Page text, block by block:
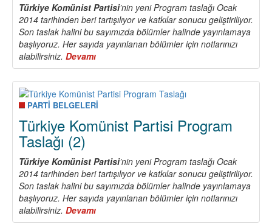
Türkiye Komünist Partisi’nin yeni Program taslağı Ocak
2014 tarihinden beri tartışılıyor ve katkılar sonucu geliştiriliyor.
Son taslak halini bu sayımızda bölümler halinde yayınlamaya
başlıyoruz. Her sayıda yayınlanan bölümler için notlarınızı
alabilirsiniz. Devamı
Türkiye
Komünist
Partisi
Program
(3)
PARTİ BELGELERİ
Türkiye Komünist Partisi Program
Taslağı (2)
Türkiye Komünist Partisi’nin yeni Program taslağı Ocak
2014 tarihinden beri tartışılıyor ve katkılar sonucu geliştiriliyor.
Son taslak halini bu sayımızda bölümler halinde yayınlamaya
başlıyoruz. Her sayıda yayınlanan bölümler için notlarınızı
alabilirsiniz. Devamı